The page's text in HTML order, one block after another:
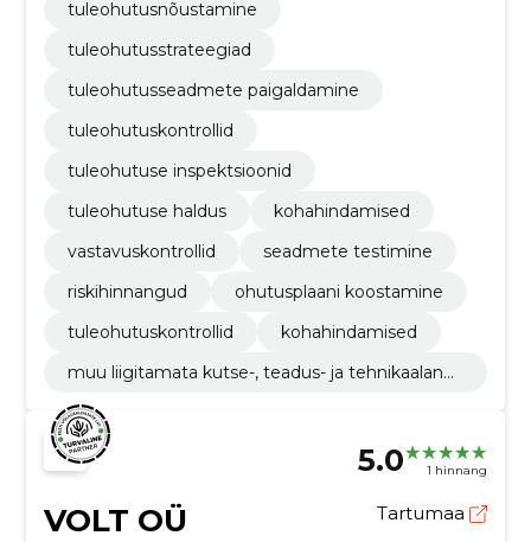
tuleohutusnõustamine
tuleohutusstrateegiad
tuleohutusseadmete paigaldamine
tuleohutuskontrollid
tuleohutuse inspektsioonid
tuleohutuse haldus
kohahindamised
vastavuskontrollid
seadmete testimine
riskihinnangud
ohutusplaani koostamine
tuleohutuskontrollid
kohahindamised
muu liigitamata kutse-, teadus- ja tehnikaalane
5.0 1 hinnang
VOLT OÜ Tartumaa